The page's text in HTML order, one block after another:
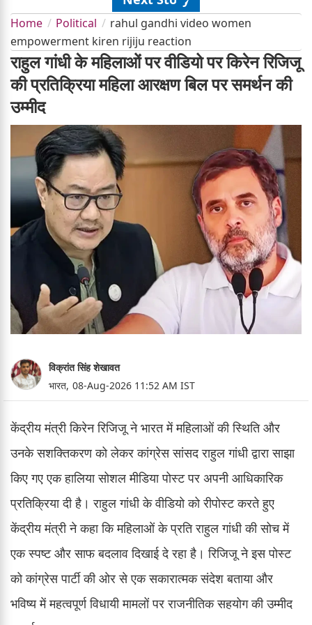
Home Political
rahul gandhi video women
empowerment kiren rijiju reaction
राहुल गांधी के महिलाओं पर वीडियो पर किरेन रिजिजू
की प्रतिक्रिया महिला आरक्षण बिल पर समर्थन की
उम्मीद
विक्रांत सिंह शेखावत
भारत, 08-Aug-2026 11:52 AM IST
केंद्रीय मंत्री किरेन रिजिजू ने भारत में महिलाओं की स्थिति और
उनके सशक्तिकरण को लेकर कांग्रेस सांसद राहुल गांधी द्वारा साझा
किए गए एक हालिया सोशल मीडिया पोस्ट पर अपनी आधिकारिक
प्रतिक्रिया दी है। राहुल गांधी के वीडियो को रीपोस्ट करते हुए
केंद्रीय मंत्री ने कहा कि महिलाओं के प्रति राहुल गांधी की सोच में
एक स्पष्ट और साफ बदलाव दिखाई दे रहा है। रिजिजू ने इस पोस्ट
को कांग्रेस पार्टी की ओर से एक सकारात्मक संदेश बताया और
भविष्य में महत्वपूर्ण विधायी मामलों पर राजनीतिक सहयोग की उम्मीद